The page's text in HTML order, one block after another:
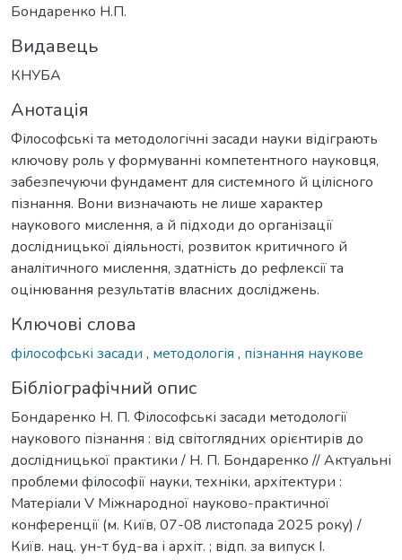
Бондаренко Н.П.
Видавець
КНУБА
Анотація
Філософські та методологічні засади науки відіграють
ключову роль у формуванні компетентного науковця,
забезпечуючи фундамент для системного й цілісного
пізнання. Вони визначають не лише характер
наукового мислення, а й підходи до організації
дослідницької діяльності, розвиток критичного й
аналітичного мислення, здатність до рефлексії та
оцінювання результатів власних досліджень.
Ключові слова
філософські засади , методологія , пізнання наукове
Бібліографічний опис
Бондаренко Н. П. Філософські засади методології
наукового пізнання : від світоглядних орієнтирів до
дослідницької практики / Н. П. Бондаренко // Актуальні
проблеми філософії науки, техніки, архітектури :
Матеріали V Міжнародної науково-практичної
конференції (м. Київ, 07-08 листопада 2025 року) /
Київ. нац. ун-т буд-ва і архіт. ; відп. за випуск І.